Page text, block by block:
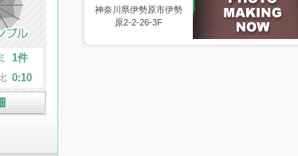
1件
0:10
神奈川県伊勢原市伊勢
原2-2-26-3F